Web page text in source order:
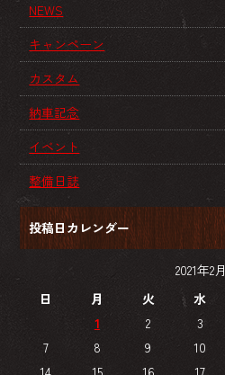
NEWS
キャンペーン
カスタム
納車記念
イベント
整備日誌
投稿日カレンダー
2021年2月
日
月 火 水
1
2 3
7
8 9 10